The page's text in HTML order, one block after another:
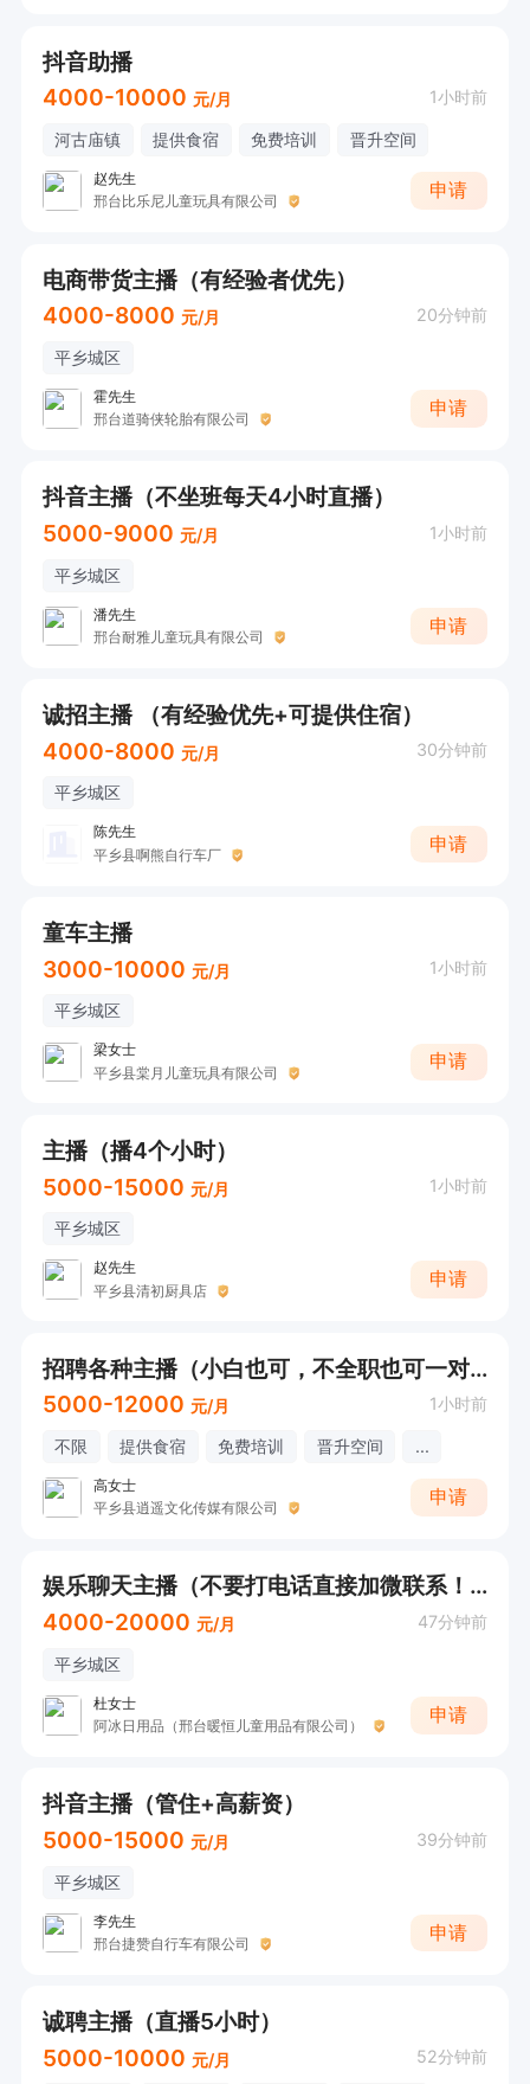
抖音助播
4000-10000 元/月 1小时前
河古庙镇 提供食宿 免费培训 晋升空间
赵先生
邢台比乐尼儿童玩具有限公司
申请
电商带货主播（有经验者优先）
4000-8000 元/月 20分钟前
平乡城区
霍先生
邢台道骑侠轮胎有限公司
申请
抖音主播（不坐班每天4小时直播）
5000-9000 元/月 1小时前
平乡城区
潘先生
邢台耐雅儿童玩具有限公司
申请
诚招主播 （有经验优先+可提供住宿）
4000-8000 元/月 30分钟前
平乡城区
陈先生
平乡县啊熊自行车厂
申请
童车主播
3000-10000 元/月 1小时前
平乡城区
梁女士
平乡县棠月儿童玩具有限公司
申请
主播（播4个小时）
5000-15000 元/月 1小时前
平乡城区
赵先生
平乡县清初厨具店
申请
招聘各种主播（小白也可，不全职也可一对一带）
5000-12000 元/月 1小时前
不限 提供食宿 免费培训 晋升空间 ...
高女士
平乡县逍遥文化传媒有限公司
申请
娱乐聊天主播（不要打电话直接加微联系！）
4000-20000 元/月 47分钟前
平乡城区
杜女士
阿冰日用品（邢台暖恒儿童用品有限公司）
申请
抖音主播（管住+高薪资）
5000-15000 元/月 39分钟前
平乡城区
李先生
邢台捷赞自行车有限公司
申请
诚聘主播（直播5小时）
5000-10000 元/月 52分钟前